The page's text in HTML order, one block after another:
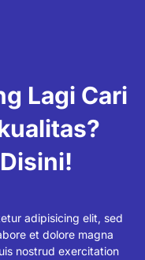
Lagi Cari
adipisicing elit, sed
et dolore magna
nostrud exercitation